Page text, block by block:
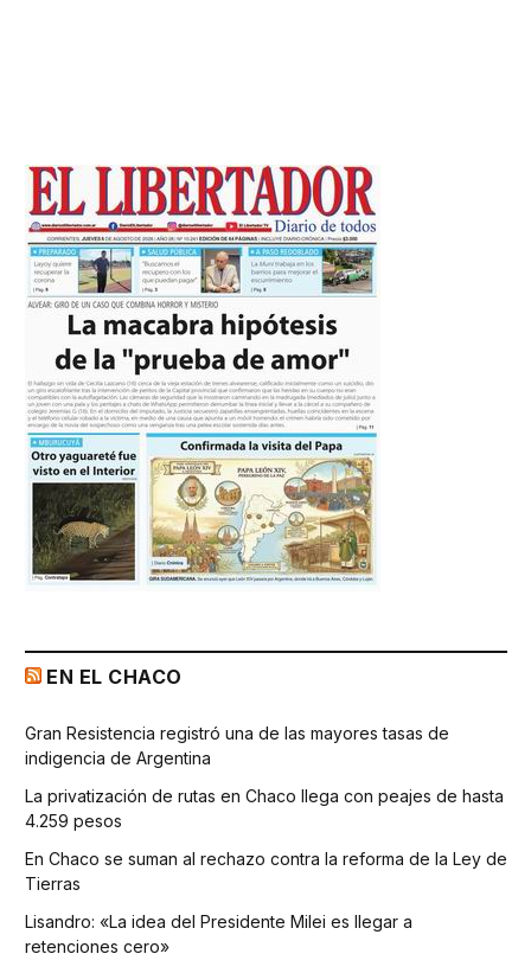
EN EL CHACO
Gran Resistencia registró una de las mayores tasas de
indigencia de Argentina
La privatización de rutas en Chaco llega con peajes de hasta
4.259 pesos
En Chaco se suman al rechazo contra la reforma de la Ley de
Tierras
Lisandro: «La idea del Presidente Milei es llegar a
retenciones cero»